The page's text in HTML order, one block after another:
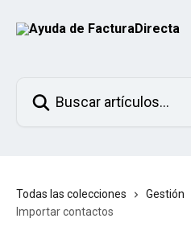
Todas las colecciones Gestión
Importar contactos